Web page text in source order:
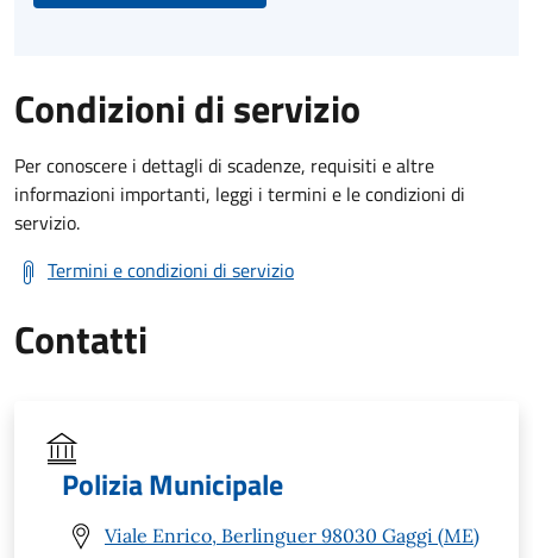
Condizioni di servizio
Per conoscere i dettagli di scadenze, requisiti e altre
informazioni importanti, leggi i termini e le condizioni di
servizio.
Termini e condizioni di servizio
Contatti
Polizia Municipale
Viale Enrico, Berlinguer 98030 Gaggi (ME)